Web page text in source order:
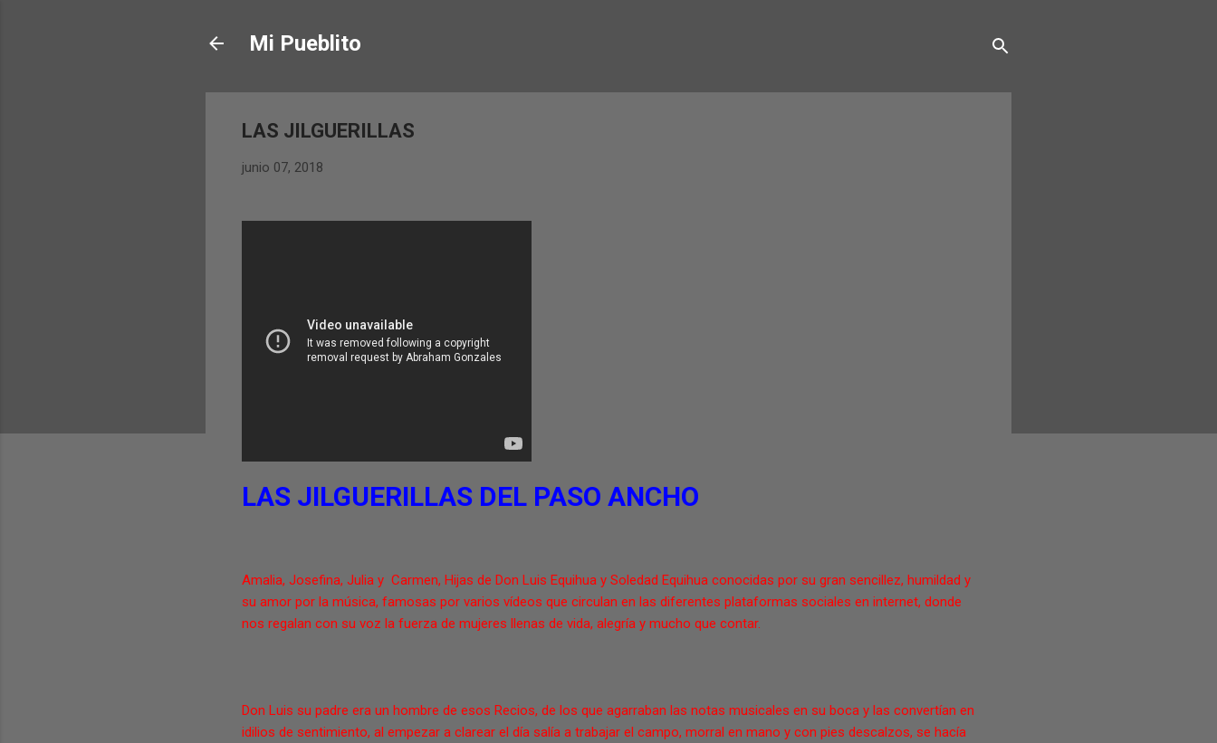
Mi Pueblito
LAS JILGUERILLAS
junio 07, 2018
LAS JILGUERILLAS DEL PASO ANCHO
Amalia, Josefina, Julia y Carmen, Hijas de Don Luis Equihua y Soledad Equihua conocidas por su gran sencillez, humildad y
su amor por la música, famosas por varios vídeos que circulan en las diferentes plataformas sociales en internet, donde
nos regalan con su voz la fuerza de mujeres llenas de vida, alegría y mucho que contar.
Don Luis su padre era un hombre de esos Recios, de los que agarraban las notas musicales en su boca y las convertían en
idilios de sentimiento, al empezar a clarear el día salía a trabajar el campo, morral en mano y con pies descalzos, se hacía